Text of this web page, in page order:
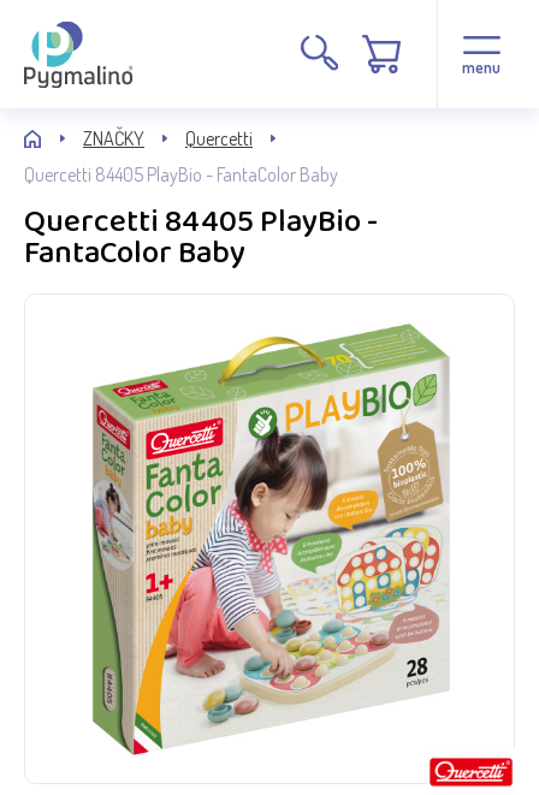
menu
ZNAČKY
Quercetti
Quercetti 84405 PlayBio - FantaColor Baby
Quercetti 84405 PlayBio -
FantaColor Baby